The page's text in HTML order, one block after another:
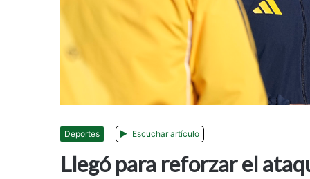
Deportes Escuchar artículo
Llegó para reforzar el